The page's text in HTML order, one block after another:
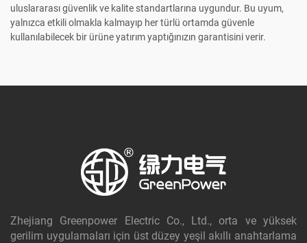
uluslararası güvenlik ve kalite standartlarına uygundur. Bu uyum,
yalnızca etkili olmakla kalmayıp her türlü ortamda güvenle
kullanılabilecek bir ürüne yatırım yaptığınızın garantisini verir.
Zhejiang Greenpower Electric Co., Ltd., orta ve yüksek
gerilim uygulamaları için üst düzey yeşil akıllı anahtarlama